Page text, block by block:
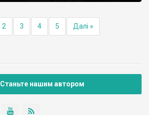
2 3 4 5 Далі »
Станьте нашим автором